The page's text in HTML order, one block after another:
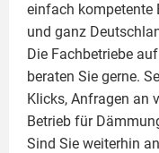
einfach kompetente
und ganz
Die Fachbetriebe
beraten Sie gerne.
Klicks, Anfragen an
Betrieb für
Sind Sie weiterhin